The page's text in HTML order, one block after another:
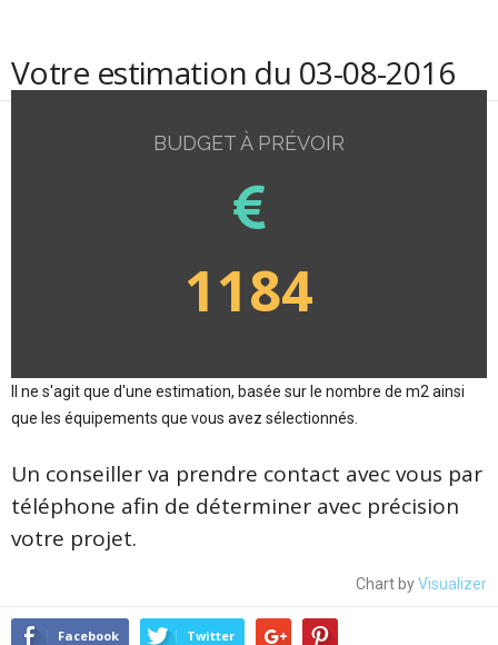
Votre estimation du 03-08-2016
BUDGET À PRÉVOIR
1184
Il ne s'agit que d'une estimation, basée sur le nombre de m2 ainsi
que les équipements que vous avez sélectionnés.
Un conseiller va prendre contact avec vous par
téléphone afin de déterminer avec précision
votre projet.
Chart byVisualizer
Facebook Twitter